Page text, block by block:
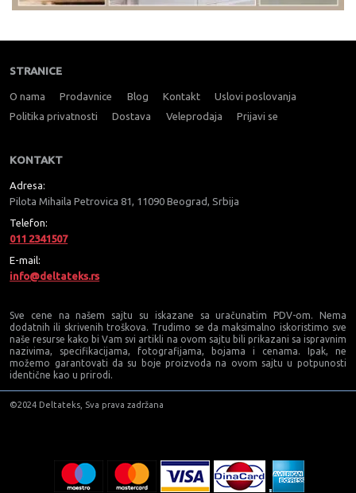
STRANICE
O nama Prodavnice Blog Kontakt
Uslovi poslovanja
Politika privatnosti
Dostava Veleprodaja Prijavi se
KONTAKT
Adresa:
Pilota Mihaila Petrovica 81, 11090 Beograd, Srbija
Telefon:
011 2341507
E-mail:
info@deltateks.rs
Sve cene na našem sajtu su iskazane sa uračunatim PDV-om. Nema
dodatnih ili skrivenih troškova. Trudimo se da maksimalno iskoristimo sve
naše resurse kako bi Vam svi artikli na ovom sajtu bili prikazani sa ispravnim
nazivima, specifikacijama, fotografijama, bojama i cenama. Ipak, ne
možemo garantovati da su boje proizvoda na ovom sajtu u potpunosti
identične kao u prirodi.
©2024 Deltateks, Sva prava zadržana